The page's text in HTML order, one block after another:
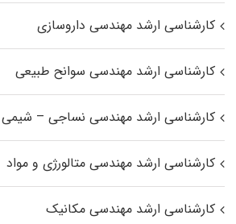
کارشناسی ارشد مهندسی داروسازی
کارشناسی ارشد مهندسی سوانح طبیعی
کارشناسی ارشد مهندسی نساجی – شیمی
کارشناسی ارشد مهندسی متالورژی و مواد
کارشناسی ارشد مهندسی مکانیک